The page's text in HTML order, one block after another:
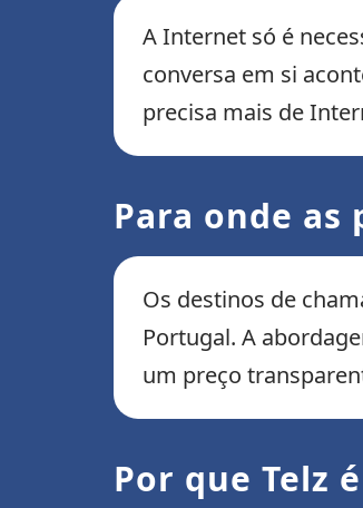
A Internet só é
conversa em si
precisa mais de
Para onde as
Os destinos de
Portugal. A
um preço
Por que Telz